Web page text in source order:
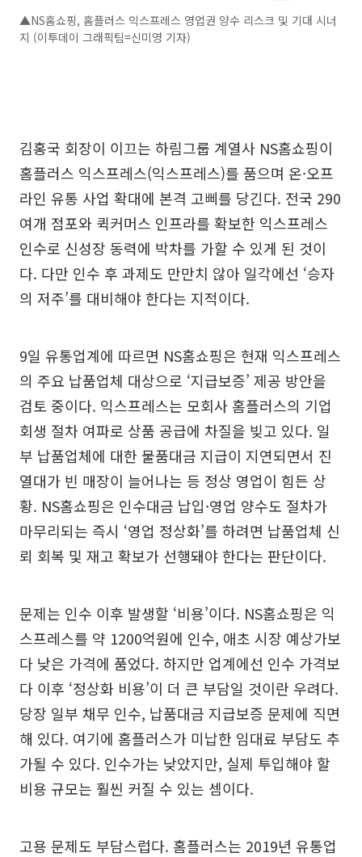
▲NS홈쇼핑, 홈플러스 익스프레스 영업권 양수 리스크 및 기대 시너
지 (이투데이 그래픽팀=신미영 기자)
김홍국 회장이 이끄는 하림그룹 계열사 NS홈쇼핑이
홈플러스 익스프레스(익스프레스)를 품으며 온·오프
라인 유통 사업 확대에 본격 고삐를 당긴다. 전국 290
여개 점포와 퀵커머스 인프라를 확보한 익스프레스
인수로 신성장 동력에 박차를 가할 수 있게 된 것이
다. 다만 인수 후 과제도 만만치 않아 일각에선 ‘승자
의 저주’를 대비해야 한다는 지적이다.
9일 유통업계에 따르면 NS홈쇼핑은 현재 익스프레스
의 주요 납품업체 대상으로 ‘지급보증’ 제공 방안을
검토 중이다. 익스프레스는 모회사 홈플러스의 기업
회생 절차 여파로 상품 공급에 차질을 빚고 있다. 일
부 납품업체에 대한 물품대금 지급이 지연되면서 진
열대가 빈 매장이 늘어나는 등 정상 영업이 힘든 상
황. NS홈쇼핑은 인수대금 납입·영업 양수도 절차가
마무리되는 즉시 ‘영업 정상화’를 하려면 납품업체 신
뢰 회복 및 재고 확보가 선행돼야 한다는 판단이다.
문제는 인수 이후 발생할 ‘비용’이다. NS홈쇼핑은 익
스프레스를 약 1200억원에 인수, 애초 시장 예상가보
다 낮은 가격에 품었다. 하지만 업계에선 인수 가격보
다 이후 ‘정상화 비용’이 더 큰 부담일 것이란 우려다.
당장 일부 채무 인수, 납품대금 지급보증 문제에 직면
해 있다. 여기에 홈플러스가 미납한 임대료 부담도 추
가될 수 있다. 인수가는 낮았지만, 실제 투입해야 할
비용 규모는 훨씬 커질 수 있는 셈이다.
고용 문제도 부담스럽다. 홈플러스는 2019년 유통업